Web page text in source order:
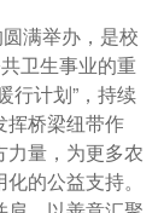
满举办，是校
卫生事业的重
行计划”，持续
挥桥梁纽带作
力量，为更多农
的公益支持。